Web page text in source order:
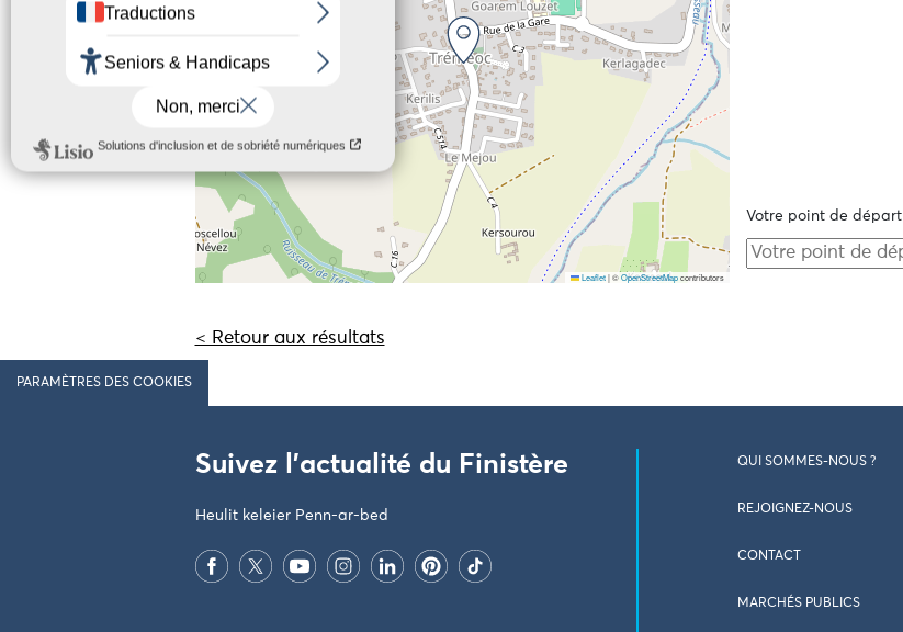
Leaflet |©OpenStreetMapcontributors
Votre point de départ
< Retour aux résultats
PARAMÈTRES DES COOKIES
Suivez l'actualité du Finistère
Heulit keleier Penn-ar-bed
QUI SOMMES-NOUS ?
REJOIGNEZ-NOUS
CONTACT
MARCHÉS PUBLICS